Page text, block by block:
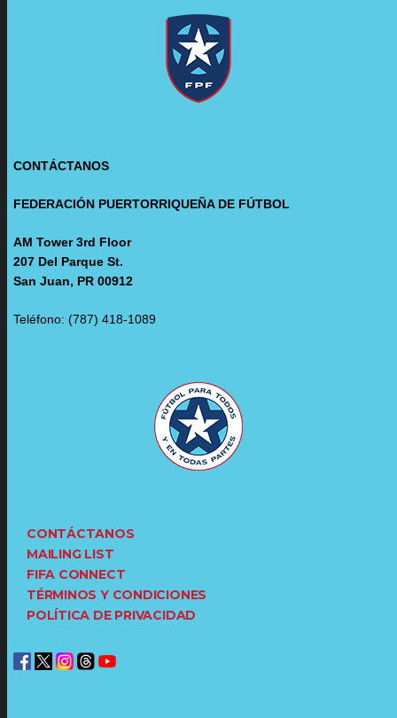
CONTÁCTANOS
FEDERACIÓN PUERTORRIQUEÑA DE FÚTBOL
AM Tower 3rd Floor
207 Del Parque St.
San Juan, PR 00912
Teléfono: (787) 418-1089
CONTÁCTANOS
MAILING LIST
FIFA CONNECT
TÉRMINOS Y CONDICIONES
POLÍTICA DE PRIVACIDAD